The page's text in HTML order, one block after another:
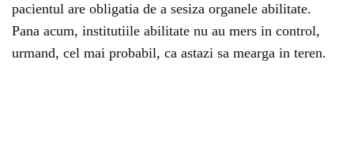
pacientul are obligatia de a sesiza organele abilitate.
Pana acum, institutiile abilitate nu au mers in control,
urmand, cel mai probabil, ca astazi sa mearga in teren.